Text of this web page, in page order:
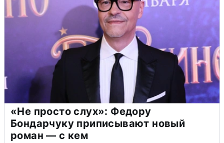
«Не просто слух»: Федору
Бондарчуку приписывают новый
роман — с кем